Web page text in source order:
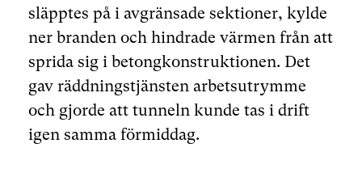
släpptes på i avgränsade sektioner, kylde
ner branden och hindrade värmen från att
sprida sig i betongkonstruktionen. Det
gav räddningstjänsten arbetsutrymme
och gjorde att tunneln kunde tas i drift
igen samma förmiddag.